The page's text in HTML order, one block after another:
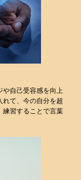
や自己受容感を向上
れて、今の自分を超
練習することで言葉